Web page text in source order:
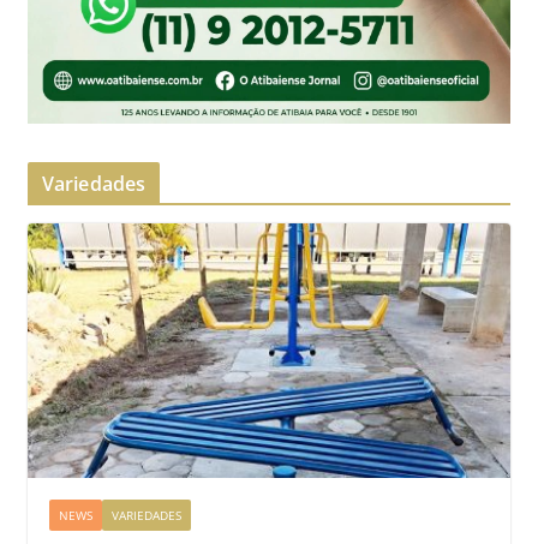
Variedades
NEWS VARIEDADES